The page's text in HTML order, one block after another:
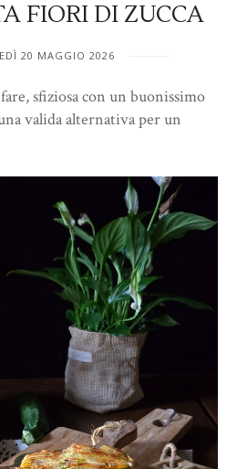
FIORI DI ZUCCA
20 MAGGIO 2026
sfiziosa con un buonissimo
valida alternativa per un